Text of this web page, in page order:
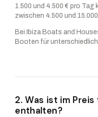
1.500 und 4.500 € pro
zwischen 4.500 und 15.000
Bei Ibiza Boats and
Booten für
2. Was ist im
enthalten?